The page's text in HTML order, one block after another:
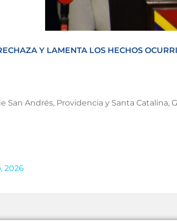
Y LAMENTA LOS HECHOS
San Andrés, Providencia y Santa
2026